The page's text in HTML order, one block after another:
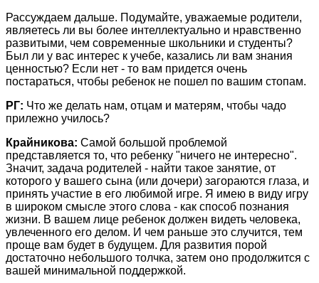
Рассуждаем дальше. Подумайте, уважаемые родители,
являетесь ли вы более интеллектуально и нравственно
развитыми, чем современные школьники и студенты?
Был ли у вас интерес к учебе, казались ли вам знания
ценностью? Если нет - то вам придется очень
постараться, чтобы ребенок не пошел по вашим стопам.
РГ: Что же делать нам, отцам и матерям, чтобы чадо
прилежно училось?
Крайникова: Самой большой проблемой
представляется то, что ребенку "ничего не интересно".
Значит, задача родителей - найти такое занятие, от
которого у вашего сына (или дочери) загораются глаза, и
принять участие в его любимой игре. Я имею в виду игру
в широком смысле этого слова - как способ познания
жизни. В вашем лице ребенок должен видеть человека,
увлеченного его делом. И чем раньше это случится, тем
проще вам будет в будущем. Для развития порой
достаточно небольшого толчка, затем оно продолжится с
вашей минимальной поддержкой.